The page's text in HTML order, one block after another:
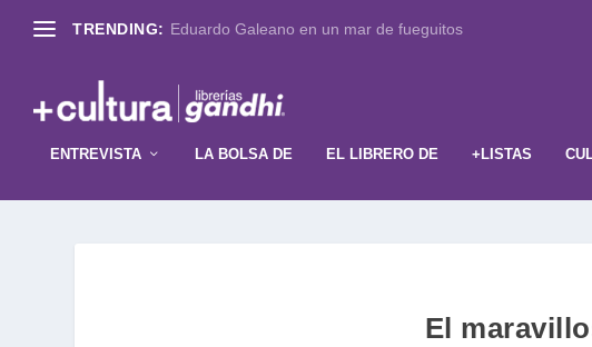
TRENDING: Eduardo Galeano en un mar de fueguitos
ENTREVISTA LA BOLSA DE EL LIBRERO DE +LISTAS
El